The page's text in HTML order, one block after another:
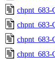
chpnt_683-
chpnt_683-
chpnt_683-
chpnt_683-